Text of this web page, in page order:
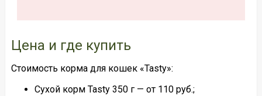
Цена и где купить
Стоимость корма для кошек «Tasty»:
Сухой корм Tasty 350 г — от 110 руб.;